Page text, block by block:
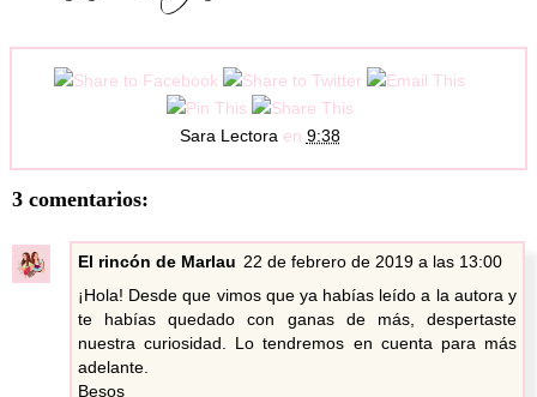
Sara Lectora en 9:38
3 comentarios:
El rincón de Marlau 22 de febrero de 2019 a las 13:00
¡Hola! Desde que vimos que ya habías leído a la autora y
te habías quedado con ganas de más, despertaste
nuestra curiosidad. Lo tendremos en cuenta para más
adelante.
Besos